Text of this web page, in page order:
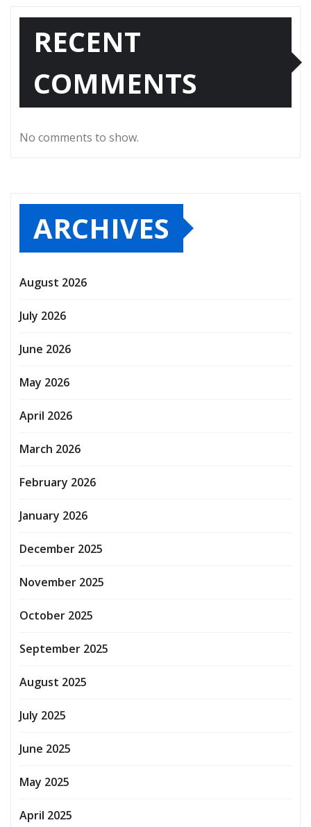
RECENT
COMMENTS
No comments to show.
ARCHIVES
August 2026
July 2026
June 2026
May 2026
April 2026
March 2026
February 2026
January 2026
December 2025
November 2025
October 2025
September 2025
August 2025
July 2025
June 2025
May 2025
April 2025